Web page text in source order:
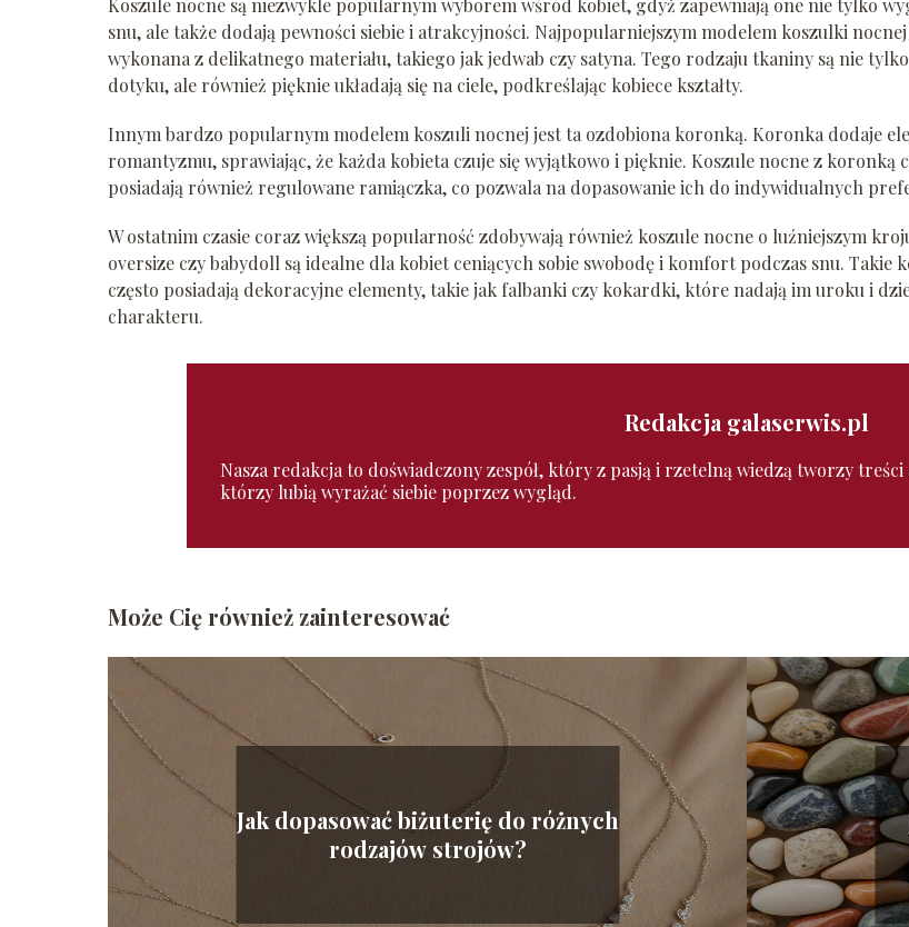
snu, ale także dodają pewności siebie i atrakcyjności. Najpopularniejszym modelem koszulki
wykonana z delikatnego materiału, takiego jak jedwab czy satyna. Tego rodzaju tkaniny są nie
dotyku, ale również pięknie układają się na ciele, podkreślając kobiece kształty.
Innym bardzo popularnym modelem koszuli nocnej jest ta ozdobiona koronką. Koronka dodaje
romantyzmu, sprawiając, że każda kobieta czuje się wyjątkowo i pięknie. Koszule nocne z koronką
posiadają również regulowane ramiączka, co pozwala na dopasowanie ich do indywidualnych
W ostatnim czasie coraz większą popularność zdobywają również koszule nocne o luźniejszym
oversize czy babydoll są idealne dla kobiet ceniących sobie swobodę i komfort podczas snu. Takie
często posiadają dekoracyjne elementy, takie jak falbanki czy kokardki, które nadają im uroku i
charakteru.
Redakcja galaserwis.pl
Nasza redakcja to doświadczony zespół, który z pasją i rzetelną wiedzą tworzy
którzy lubią wyrażać siebie poprzez wygląd.
Może Cię również zainteresować
Jak dopasować biżuterię do różnych
rodzajów strojów?